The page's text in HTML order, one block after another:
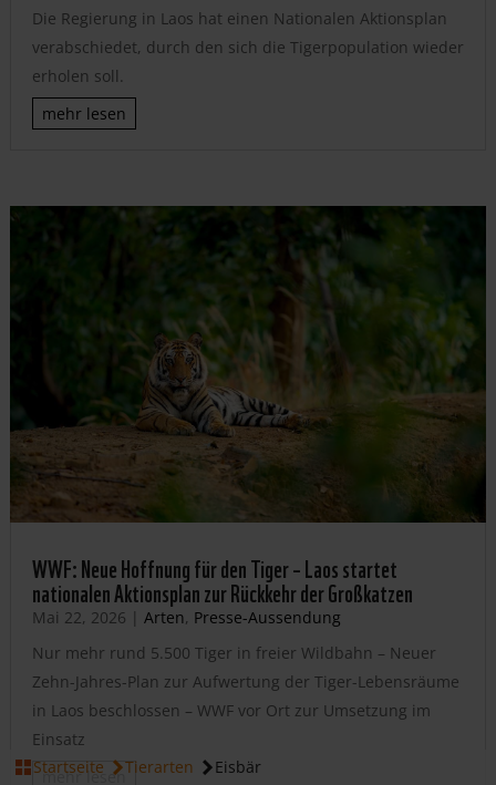
Die Regierung in Laos hat einen Nationalen Aktionsplan
verabschiedet, durch den sich die Tigerpopulation wieder
erholen soll.
mehr lesen
WWF: Neue Hoffnung für den Tiger – Laos startet
nationalen Aktionsplan zur Rückkehr der Großkatzen
Mai 22, 2026 | Arten, Presse-Aussendung
Nur mehr rund 5.500 Tiger in freier Wildbahn – Neuer
Zehn-Jahres-Plan zur Aufwertung der Tiger-Lebensräume
in Laos beschlossen – WWF vor Ort zur Umsetzung im
Einsatz
mehr lesen
Startseite Tierarten Eisbär